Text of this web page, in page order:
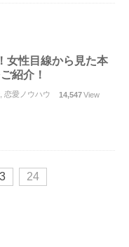
女性目線から見た本
紹介！
恋愛ノウハウ 14,547View
24